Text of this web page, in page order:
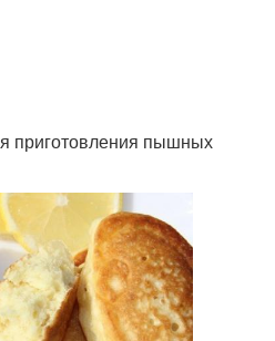
приготовления пышных